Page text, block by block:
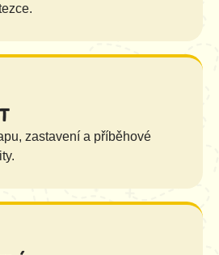
zastavení a příběhové